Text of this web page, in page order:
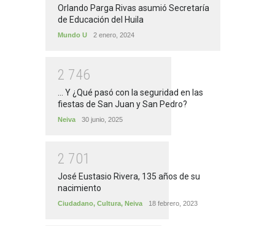
Orlando Parga Rivas asumió Secretaría
de Educación del Huila
Mundo U 2 enero, 2024
2 746
... Y ¿Qué pasó con la seguridad en las
fiestas de San Juan y San Pedro?
Neiva 30 junio, 2025
2 701
José Eustasio Rivera, 135 años de su
nacimiento
Ciudadano, Cultura, Neiva 18 febrero, 2023